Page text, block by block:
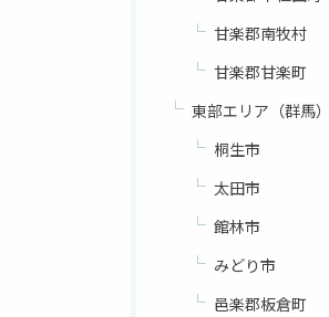
甘楽郡南牧村
甘楽郡甘楽町
東部エリア（群馬）
桐生市
太田市
館林市
みどり市
邑楽郡板倉町